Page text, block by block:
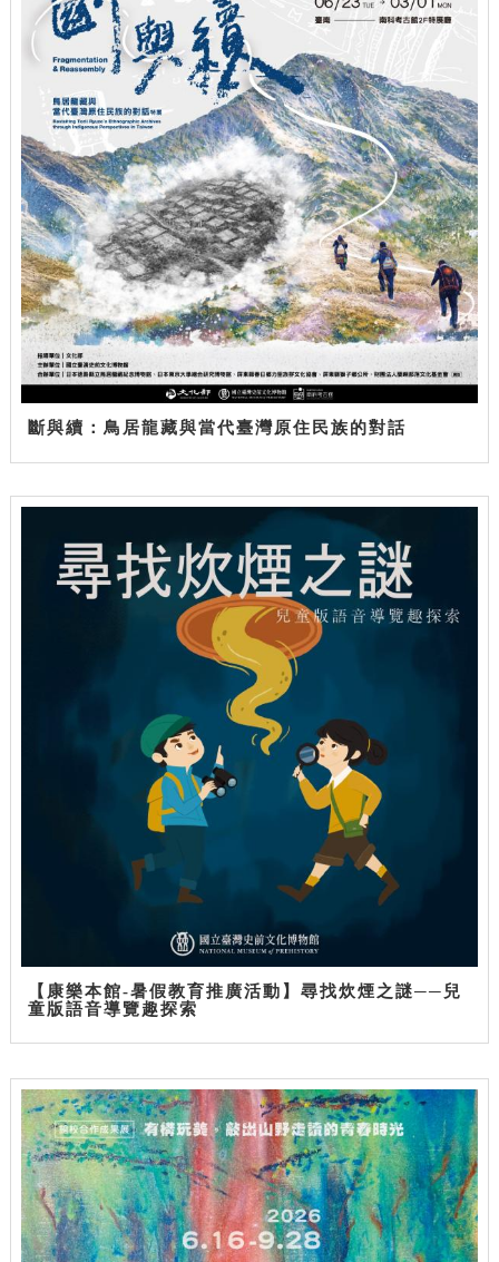
斷與續：鳥居龍藏與當代臺灣原住民族的對話
【康樂本館-暑假教育推廣活動】尋找炊煙之謎──兒
童版語音導覽趣探索